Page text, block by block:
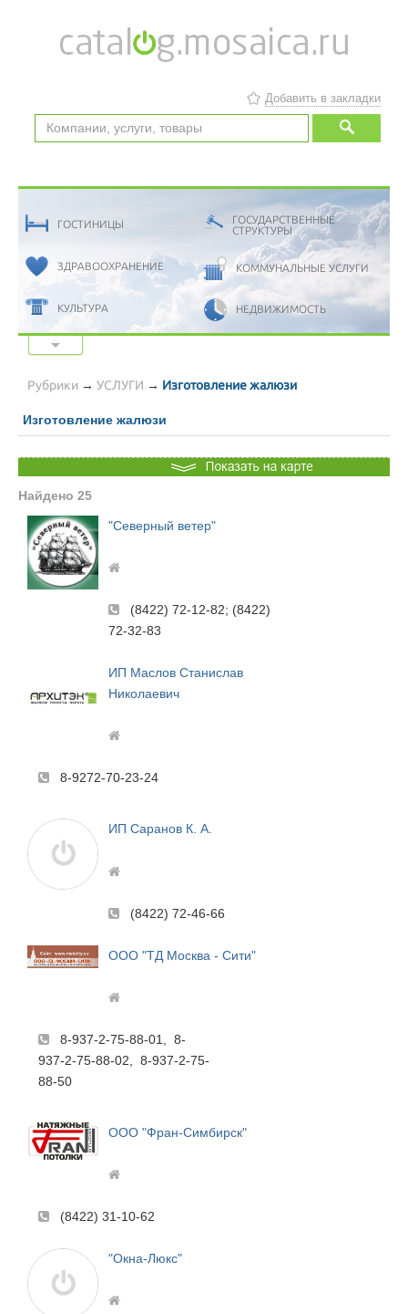
Добавить в закладки
ГОСТИНИЦЫ
ГОСУДАРСТВЕННЫЕ
СТРУКТУРЫ
ЗДРАВООХРАНЕНИЕ КОММУНАЛЬНЫЕ УСЛУГИ
КУЛЬТУРА НЕДВИЖИМОСТЬ
ОБРАЗОВАНИЕ
ОТДЫХ
ПОЛИТИЧЕСКИЕ
ПРОИЗВОДСТВО
ОБСЛУЖИВАНИЕ
СТРОИТЕЛЬСТВО
ТОРГОВЛЯ
ТРУДОУСТРОЙСТВО
ФИНАНСОВЫЕ УСЛУГИ
Рубрики → УСЛУГИ → Изготовление жалюзи
Изготовление жалюзи
Найдено 25
"Северный ветер"
(8422) 72-12-82; (8422)
72-32-83
ИП Маслов Станислав
Николаевич
8-9272-70-23-24
ИП Саранов К. А.
(8422) 72-46-66
ООО "ТД Москва - Сити"
8-937-2-75-88-01, 8-
937-2-75-88-02, 8-937-2-75-
88-50
ООО "Фран-Симбирск"
(8422) 31-10-62
"Окна-Люкс"